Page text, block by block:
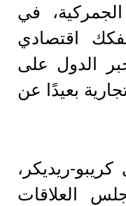
في
اقتصادي
الدول على
بعيدًا عن
ريديكر،
العلاقات